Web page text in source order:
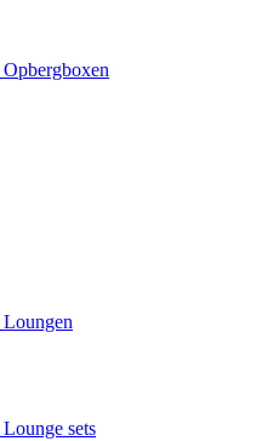
Opbergboxen
Loungen
Lounge sets